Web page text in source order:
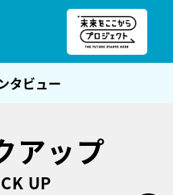
タビュー
アップ
UP